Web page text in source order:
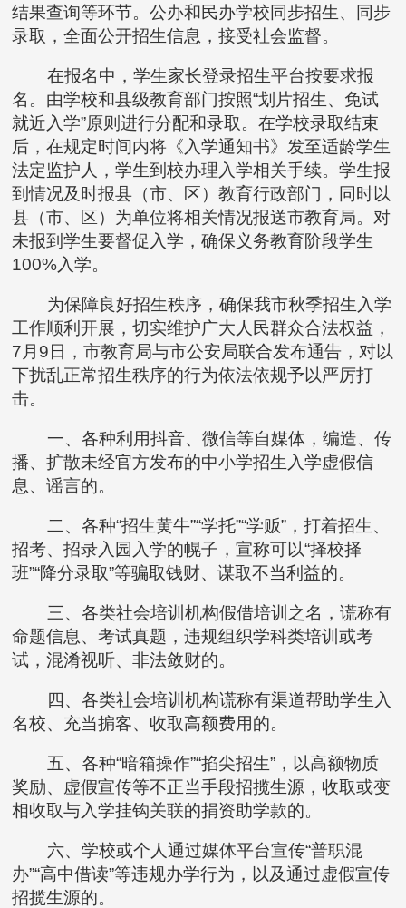
结果查询等环节。公办和民办学校同步招生、同步
录取，全面公开招生信息，接受社会监督。
在报名中，学生家长登录招生平台按要求报
名。由学校和县级教育部门按照“划片招生、免试
就近入学”原则进行分配和录取。在学校录取结束
后，在规定时间内将《入学通知书》发至适龄学生
法定监护人，学生到校办理入学相关手续。学生报
到情况及时报县（市、区）教育行政部门，同时以
县（市、区）为单位将相关情况报送市教育局。对
未报到学生要督促入学，确保义务教育阶段学生
100%入学。
为保障良好招生秩序，确保我市秋季招生入学
工作顺利开展，切实维护广大人民群众合法权益，
7月9日，市教育局与市公安局联合发布通告，对以
下扰乱正常招生秩序的行为依法依规予以严厉打
击。
一、各种利用抖音、微信等自媒体，编造、传
播、扩散未经官方发布的中小学招生入学虚假信
息、谣言的。
二、各种“招生黄牛”“学托”“学贩”，打着招生、
招考、招录入园入学的幌子，宣称可以“择校择
班”“降分录取”等骗取钱财、谋取不当利益的。
三、各类社会培训机构假借培训之名，谎称有
命题信息、考试真题，违规组织学科类培训或考
试，混淆视听、非法敛财的。
四、各类社会培训机构谎称有渠道帮助学生入
名校、充当掮客、收取高额费用的。
五、各种“暗箱操作”“掐尖招生”，以高额物质
奖励、虚假宣传等不正当手段招揽生源，收取或变
相收取与入学挂钩关联的捐资助学款的。
六、学校或个人通过媒体平台宣传“普职混
办”“高中借读”等违规办学行为，以及通过虚假宣传
招揽生源的。